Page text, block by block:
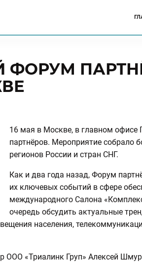
16 мая в Москве, в главном
партнёров. Мероприятие собрало
регионов России и стран СНГ.
Как и два года назад, Форум
их ключевых событий в сфере
международного Салона
очередь обсудить актуальные
населения,
ООО «Триалинк Груп» Алексей